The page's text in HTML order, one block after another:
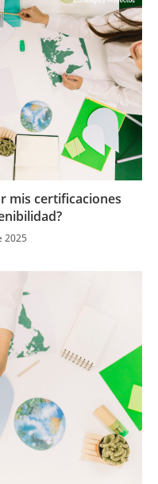
mis certificaciones
2025